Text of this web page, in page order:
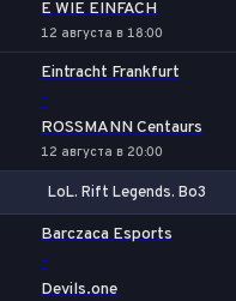
E WIE EINFACH
12 августа в 18:00
Eintracht Frankfurt
-
ROSSMANN Centaurs
12 августа в 20:00
LoL. Rift Legends. Bo3
Barczaca Esports
-
Devils.one